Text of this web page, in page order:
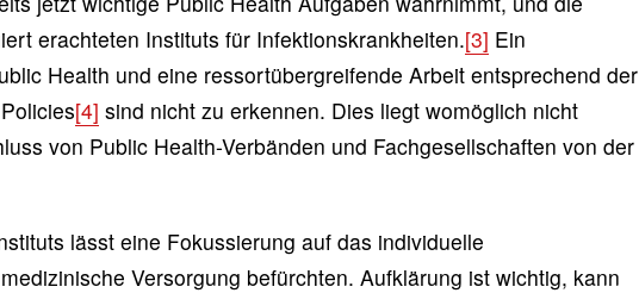
erachteten Instituts für Infektionskrankheiten.[3] Ein
Health und eine ressortübergreifende Arbeit entsprechend der
[4] sind nicht zu erkennen. Dies liegt womöglich nicht
von Public Health-Verbänden und Fachgesellschaften von der
lässt eine Fokussierung auf das individuelle
Versorgung befürchten. Aufklärung ist wichtig, kann